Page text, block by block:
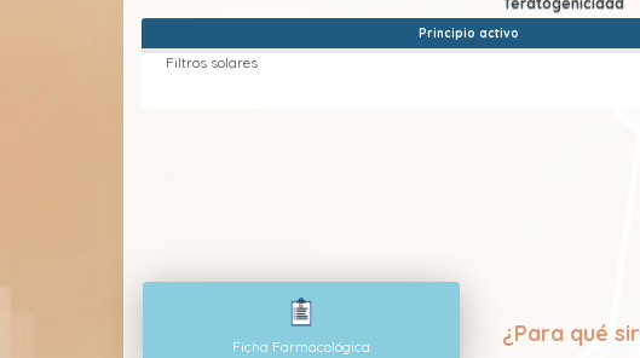
Principio activo
Filtros solares
Ficha Farmacológica ¿Para qué